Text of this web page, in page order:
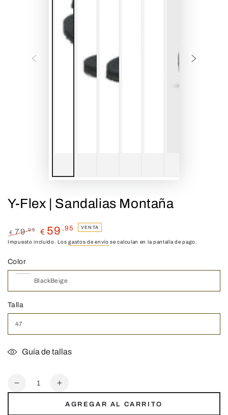
Y-Flex | Sandalias Montaña
Precio
€ 79,95
Precio
€ 59 ,95 VENTA
Impuesto incluido. Losgastos de envío se calculan en la pantalla de pago.
Color
Talla
Guía de tallas
Cantidad
Reducir
Aumentar
para
AGREGAR AL CARRITO